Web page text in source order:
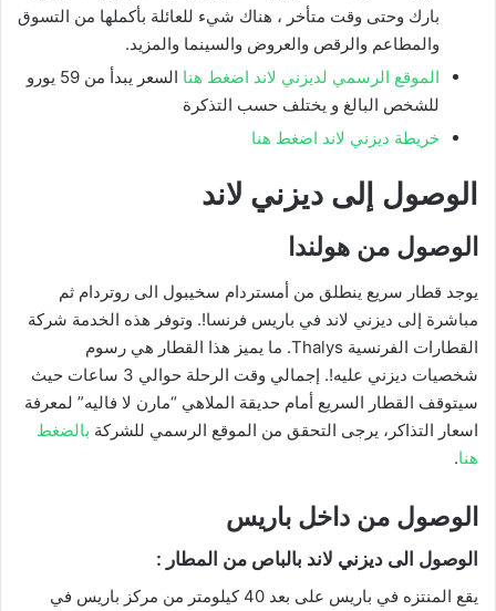
بارك وحتى وقت متأخر ، هناك شيء للعائلة بأكملها من التسوق
والمطاعم والرقص والعروض والسينما والمزيد.
الموقع الرسمي لديزني لاند اضغط هنا
السعر يبدأ من 59 يورو
للشخص البالغ و يختلف حسب التذكرة
خريطة ديزني لاند اضغط هنا
الوصول إلى ديزني لاند
الوصول من هولندا
يوجد قطار سريع ينطلق من أمستردام سخيبول الى روتردام ثم
مباشرة إلى ديزني لاند في باريس فرنسا!. وتوفر هذه الخدمة شركة
القطارات الفرنسية Thalys. ما يميز هذا القطار هي رسوم
شخصيات ديزني عليه!. إجمالي وقت الرحلة حوالي 3 ساعات حيث
سيتوقف القطار السريع أمام حديقة الملاهي “مارن لا فاليه” لمعرفة
اسعار التذاكر، يرجى التحقق من الموقع الرسمي للشركة بالضغط
هنا.
الوصول من داخل باريس
الوصول الى ديزني لاند بالباص من المطار :
يقع المنتزه في باريس على بعد 40 كيلومتر من مركز باريس في